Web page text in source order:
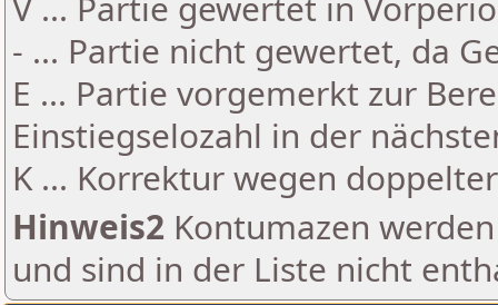
- ... Partie nicht gewertet, da
E ... Partie vorgemerkt zur
Einstiegselozahl in der
K ... Korrektur wegen
Hinweis2 Kontumazen
und sind in der Liste nicht